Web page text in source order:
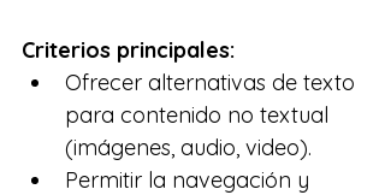
Criterios principales:
Ofrecer alternativas de texto
para contenido no textual
(imágenes, audio, video).
Permitir la navegación y